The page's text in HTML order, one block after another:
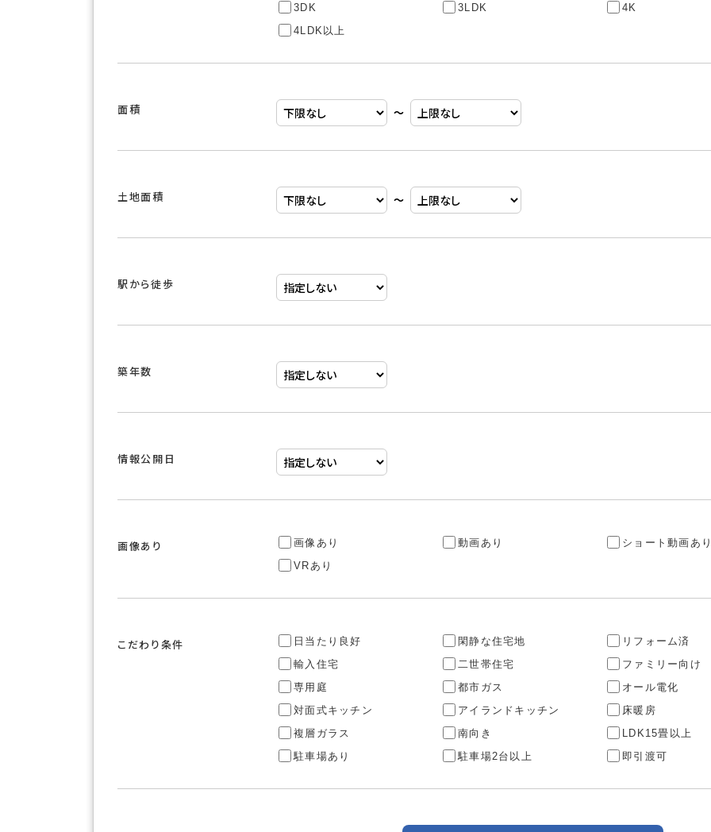
3DK
3LDK 4K
4LDK以上
面積 〜
土地面積 〜
駅から徒歩
築年数
情報公開日
画像あり 画像あり 動画あり ショート動画あり
VRあり
こだわり条件 日当たり良好 閑静な住宅地 リフォーム済
輸入住宅
二世帯住宅 ファミリー向け
専用庭
都市ガス オール電化
対面式キッチン
アイランドキッチン 床暖房
複層ガラス
南向き LDK15畳以上
駐車場あり
駐車場2台以上 即引渡可